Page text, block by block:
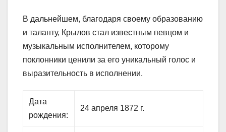
В дальнейшем, благодаря своему образованию
и таланту, Крылов стал известным певцом и
музыкальным исполнителем, которому
поклонники ценили за его уникальный голос и
выразительность в исполнении.
Дата
рождения:
24 апреля 1872 г.